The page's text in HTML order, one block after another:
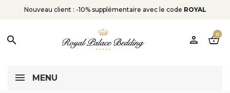
Nouveau client : -10% supplémentaire avec le code ROYAL
search person shopping_basket
0
MENU